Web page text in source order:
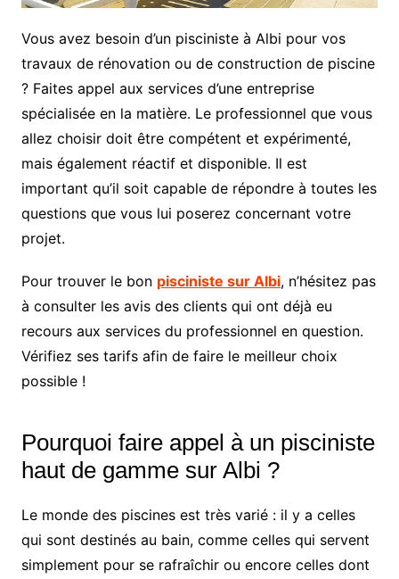
Vous avez besoin d’un pisciniste à Albi pour vos
travaux de rénovation ou de construction de piscine
? Faites appel aux services d’une entreprise
spécialisée en la matière. Le professionnel que vous
allez choisir doit être compétent et expérimenté,
mais également réactif et disponible. Il est
important qu’il soit capable de répondre à toutes les
questions que vous lui poserez concernant votre
projet.
Pour trouver le bon pisciniste sur Albi, n’hésitez pas
à consulter les avis des clients qui ont déjà eu
recours aux services du professionnel en question.
Vérifiez ses tarifs afin de faire le meilleur choix
possible !
Pourquoi faire appel à un pisciniste
haut de gamme sur Albi ?
Le monde des piscines est très varié : il y a celles
qui sont destinés au bain, comme celles qui servent
simplement pour se rafraîchir ou encore celles dont